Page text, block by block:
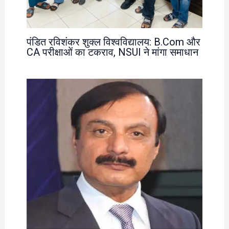
पंडित रविशंकर शुक्ल विश्वविद्यालय: B.Com और
CA परीक्षाओं का टकराव, NSUI ने मांगा समाधान